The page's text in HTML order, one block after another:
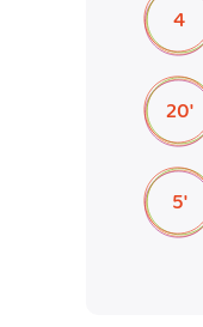
4
20'
5'